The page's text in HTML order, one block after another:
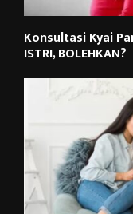
Konsultasi Kyai
ISTRI, BOLEHKAN?